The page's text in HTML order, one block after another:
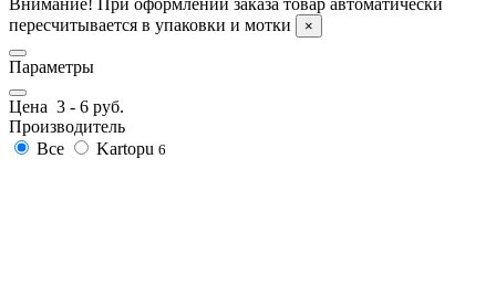
Внимание! При оформлении заказа товар автоматически
пересчитывается в упаковки и мотки
×
Параметры
Цена 3 - 6 руб.
Производитель
Все
Kartopu 6